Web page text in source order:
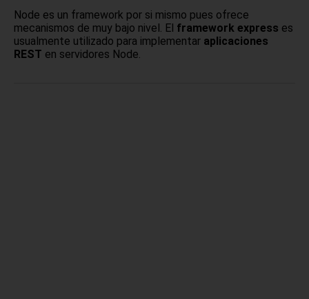
Node es un framework por si mismo pues ofrece
mecanismos de muy bajo nivel. El framework express es
usualmente utilizado para implementar aplicaciones
REST en servidores Node.